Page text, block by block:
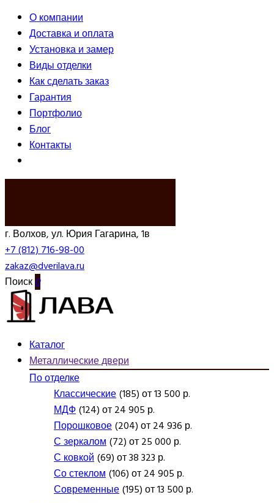
О компании
Доставка и оплата
Установка и замер
Виды отделки
Как сделать заказ
Гарантия
Портфолио
Блог
Контакты
г. Волхов, ул. Юрия Гагарина, 1в
+7 (812) 716-98-00
zakaz@dverilava.ru
Поиск0
Каталог
Металлические двери
По отделке
Классические(185) от 13 500 р.
МДФ(124) от 24 905 р.
Порошковое(204) от 24 936 р.
С зеркалом(72) от 25 000 р.
С ковкой(69) от 38 323 р.
Со стеклом(106) от 24 905 р.
Современные(195) от 13 500 р.